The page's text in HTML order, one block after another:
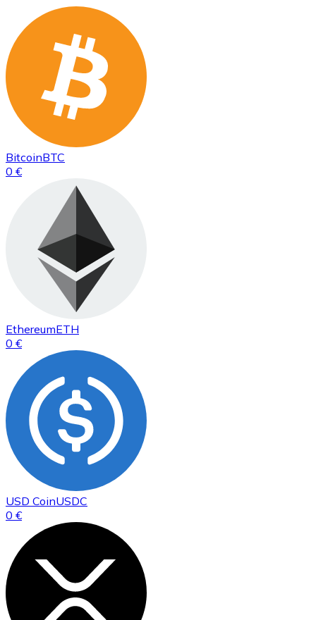
BitcoinBTC
0 €
EthereumETH
0 €
USD CoinUSDC
0 €